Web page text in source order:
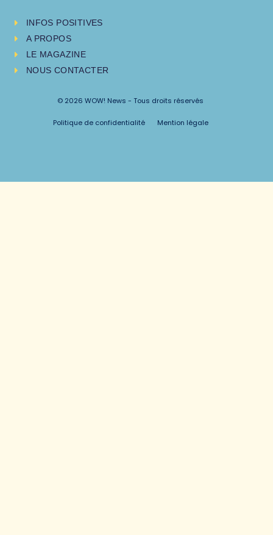
INFOS POSITIVES
A PROPOS
LE MAGAZINE
NOUS CONTACTER
© 2026 WOW! News - Tous droits réservés
Politique de confidentialité Mention légale